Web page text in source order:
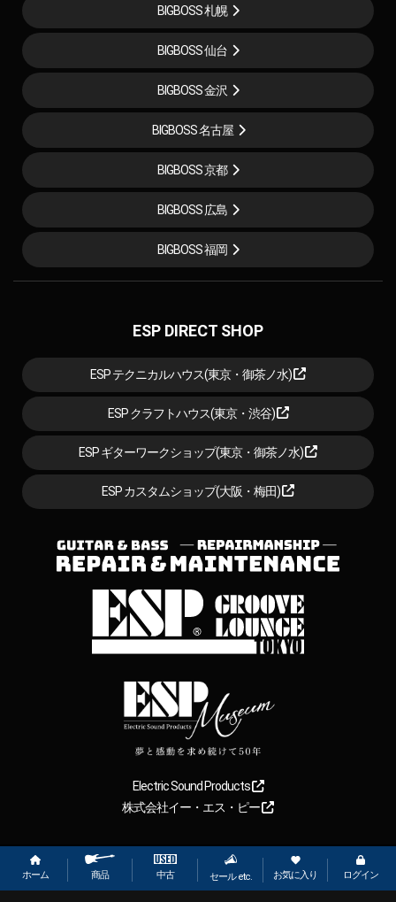
ホーム 商品 中古 セール etc. お気に入り ログイン
BIGBOSS 札幌
BIGBOSS 仙台
BIGBOSS 金沢
BIGBOSS 名古屋
BIGBOSS 京都
BIGBOSS 広島
BIGBOSS 福岡
ESP DIRECT SHOP
ESP テクニカルハウス(東京・御茶ノ水)
ESP クラフトハウス(東京・渋谷)
ESP ギターワークショップ(東京・御茶ノ水)
ESP カスタムショップ(大阪・梅田)
Electric Sound Products
株式会社イー・エス・ピー
Copyright 2026【ESP直営】BIGBOSS オンラインマーケット(ギター＆
ベース). All rights reserved.